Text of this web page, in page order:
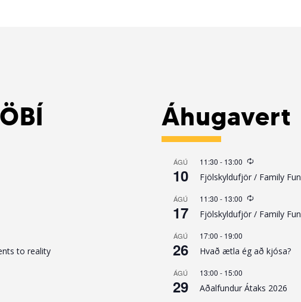
to reality
Áhugavert
ÁGÚ
10
11:30 - 13:00
Recurring
Fjölskyldufjör / Family Fun
ÁGÚ
17
11:30 - 13:00
Recurring
Fjölskyldufjör / Family Fun
ÁGÚ
26
17:00 - 19:00
Hvað ætla ég að kjósa?
ÁGÚ
29
13:00 - 15:00
Aðalfundur Átaks 2026